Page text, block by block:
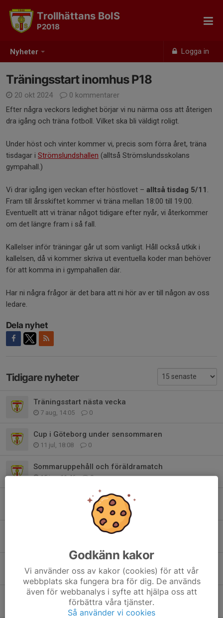
Nyheter Logga in
Trollhättans BoIS
P2018
Träningsstart inomhus P18
20 okt 2024
0 kommentarer
Efter några veckors ledighet börjar vi nu närma oss att återigen
dra igång och träna fotboll. Vilket ska bli väldigt roligt.
Under höst och vinter kommer vi, precis som förra året, träna
tisdagar i Strömslundshallen (alltså Strömslundsskolans
gympahall.)
Vi drar igång igen veckan efter höstlovet – alltså tisdag 5/11 .
Fram till årsskiftet kommer vi träna mellan 18:00 till 19:00.
Eventuellt att vi tränar något tidigare efter nyår, vi återkommer
om det längre fram i så fall.
Kallelser inför träningar går ut som vanligt. Håll också utkik i
kallelsen, då vi kommer skriva ut eventuella koder man behöver
för att komma in i gympahallen där.
Har ni några frågor är det bara att ni hör av er till någon av oss
ledare.
Dela nyhet
Tidigare nyheter
Träningsstart nästa vecka
7 aug, 14:05 0
Cup i Göteborg under sensommaren
11 jul, 18:08 0
Sommaruppehåll och föräldramatch
15 jun, 11:46 0
Sammandrag på lördag
0
Fotografering torsdag
11 maj, 14:07 0
Sammandrag på söndag
7 maj, 20:12 5
Godkänn kakor
Vi använder oss av kakor (cookies) för att vår
webbplats ska fungera bra för dig. De används
även för webbanalys i syfte att hjälpa oss att
förbättra våra tjänster.
Så använder vi cookies